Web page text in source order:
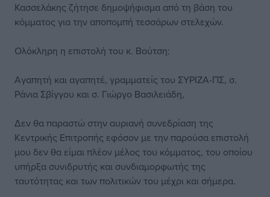
Κασσελάκης ζήτησε δημοψήφισμα από τη βάση του
κόμματος για την αποπομπή τεσσάρων στελεχών.
Ολόκληρη η επιστολή του κ. Βούτση:
Αγαπητή και αγαπητέ, γραμματείς του ΣΥΡΙΖΑ-ΠΣ, σ.
Ράνια Σβίγγου και σ. Γιώργο Βασιλειάδη,
Δεν θα παραστώ στην αυριανή συνεδρίαση της
Κεντρικής Επιτροπής εφόσον με την παρούσα επιστολή
μου δεν θα είμαι πλέον μέλος του κόμματος, του οποίου
υπήρξα συνιδρυτής και συνδιαμορφωτής της
ταυτότητας και των πολιτικών του μέχρι και σήμερα.